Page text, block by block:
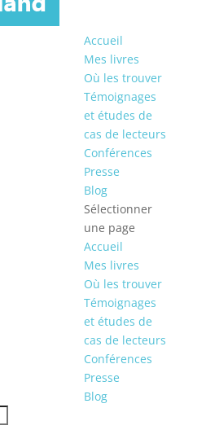
Accueil
Mes livres
Où les trouver
Témoignages
et études de
cas de lecteurs
Conférences
Presse
Blog
Sélectionner
une page
Accueil
Mes livres
Où les trouver
Témoignages
et études de
cas de lecteurs
Conférences
Presse
Blog